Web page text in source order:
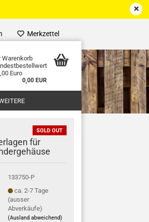
Merkzettel
Warenkorb
Euro
0,00 EUR
SOLD OUT
für
133750-P
ca. 2-7 Tage
(ausser
Abverkäufe)
(Ausland abweichend)